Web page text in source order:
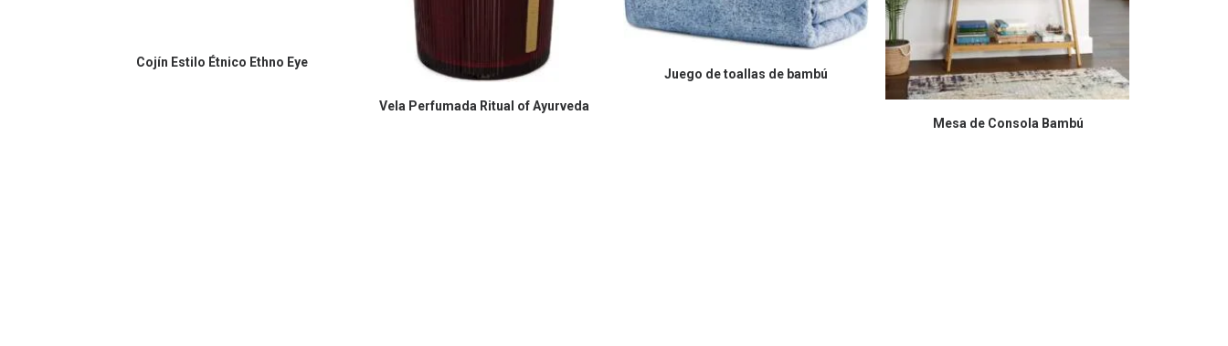
COMPRAR EN AMAZON
Cojín Estilo Étnico Ethno Eye
COMPRAR EN AMAZON
Vela Perfumada Ritual of Ayurveda
COMPRAR EN AMAZON
Juego de toallas de bambú
COMPRAR EN AMAZON
Mesa de Consola Bambú